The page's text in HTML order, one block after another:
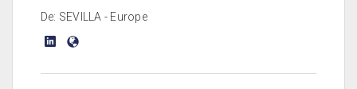
De: SEVILLA - Europe